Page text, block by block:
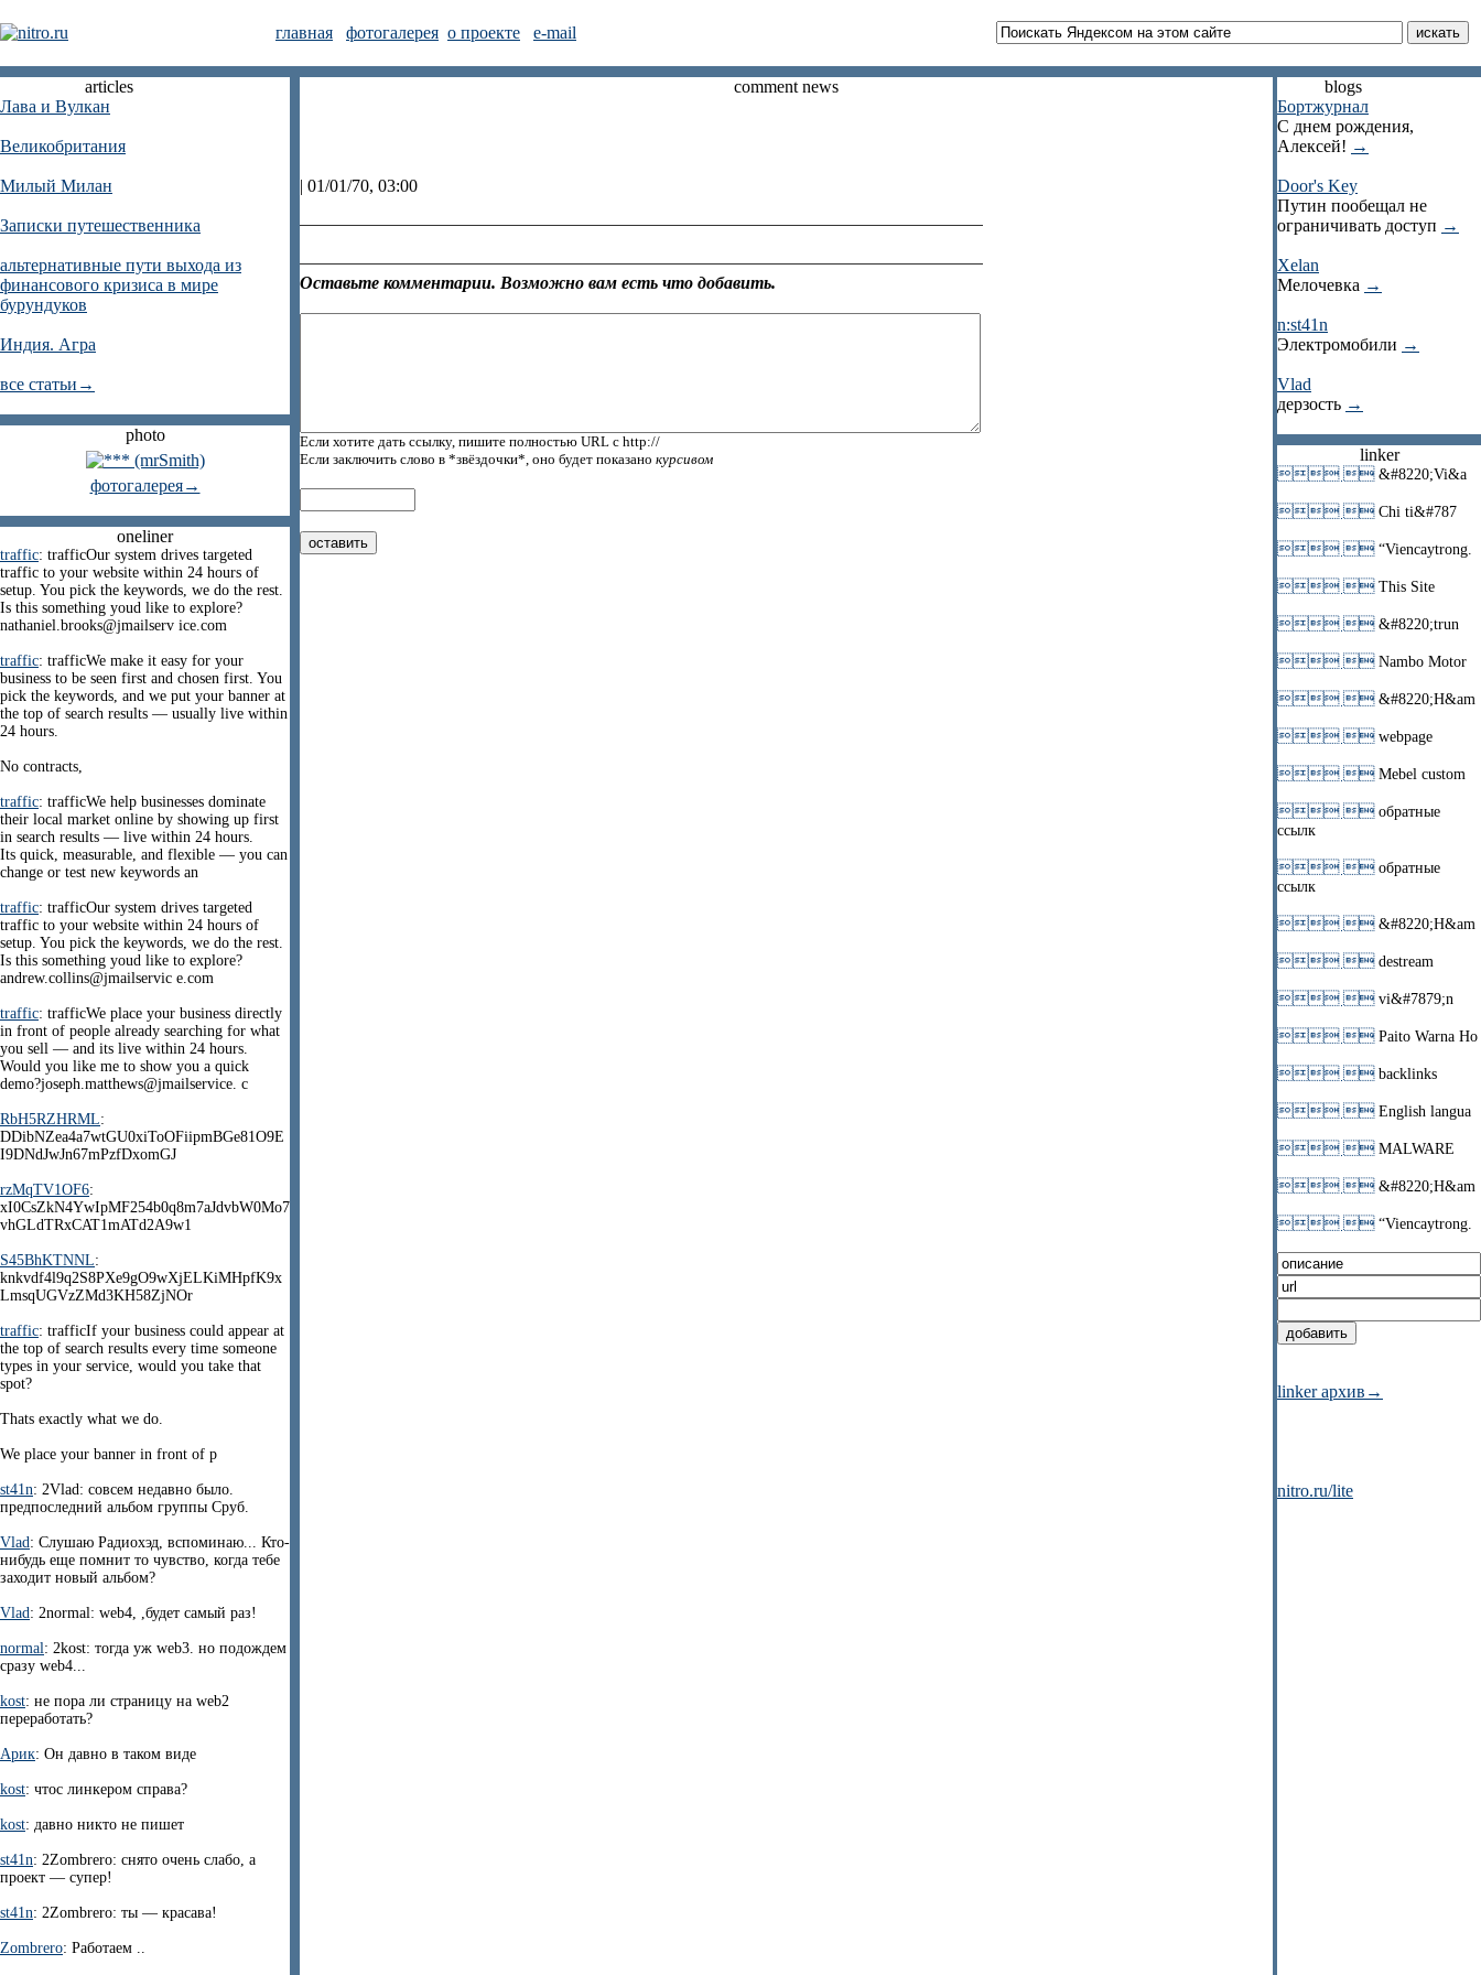
главная фотогалерея о проекте e-mail
articles
Лава и Вулкан
Великобритания
Милый Милан
Записки путешественника
альтернативные пути выхода из
финансового кризиса в мире
бурундуков
Индия. Агра
все статьи→
photo
фотогалерея→
oneliner
traffic: trafficOur system drives targeted
traffic to your website within 24 hours of
setup. You pick the keywords, we do the rest.
Is this something youd like to explore?
nathaniel.brooks@jmailserv ice.com
traffic: trafficWe make it easy for your
business to be seen first and chosen first. You
pick the keywords, and we put your banner at
the top of search results — usually live within
24 hours.
No contracts,
traffic: trafficWe help businesses dominate
their local market online by showing up first
in search results — live within 24 hours.
Its quick, measurable, and flexible — you can
change or test new keywords an
traffic: trafficOur system drives targeted
traffic to your website within 24 hours of
setup. You pick the keywords, we do the rest.
Is this something youd like to explore?
andrew.collins@jmailservic e.com
traffic: trafficWe place your business directly
in front of people already searching for what
you sell — and its live within 24 hours.
Would you like me to show you a quick
demo?joseph.matthews@jmailservice. c
RbH5RZHRML:
DDibNZea4a7wtGU0xiToOFiipmBGe81O9E
I9DNdJwJn67mPzfDxomGJ
rzMqTV1OF6:
xI0CsZkN4YwIpMF254b0q8m7aJdvbW0Mo7
vhGLdTRxCAT1mATd2A9w1
S45BhKTNNL:
knkvdf4l9q2S8PXe9gO9wXjELKiMHpfK9x
LmsqUGVzZMd3KH58ZjNOr
traffic: trafficIf your business could appear at
the top of search results every time someone
types in your service, would you take that
spot?
Thats exactly what we do.
We place your banner in front of p
st41n: 2Vlad: совсем недавно было.
предпоследний альбом группы Сруб.
Vlad: Слушаю Радиохэд, вспоминаю... Кто-
нибудь еще помнит то чувство, когда тебе
заходит новый альбом?
Vlad: 2normal: web4, ,будет самый раз!
normal: 2kost: тогда уж web3. но подождем
сразу web4...
kost: не пора ли страницу на web2
переработать?
Арик: Он давно в таком виде
kost: чтос линкером справа?
kost: давно никто не пишет
st41n: 2Zombrero: снято очень слабо, а
проект — супер!
st41n: 2Zombrero: ты — красава!
Zombrero: Работаем ..
comment news
| 01/01/70, 03:00
Оставьте комментарии. Возможно вам есть что добавить.
Если хотите дать ссылку, пишите полностью URL с http://
Если заключить слово в *звёздочки*, оно будет показано курсивом
blogs
Бортжурнал
С днем рождения,
Алексей! →
Door's Key
Путин пообещал не
ограничивать доступ →
Xelan
Мелочевка →
n:st41n
Электромобили →
Vlad
дерзость →
linker
 &#8220;Vi&a
 Chi ti&#787
 “Viencaytrong.
 This Site
 &#8220;trun
 Nambo Motor
 &#8220;H&am
 webpage
 Mebel custom
 обратные
ссылк
 обратные
ссылк
 &#8220;H&am
 destream
 vi&#7879;n
 Paito Warna Ho
 backlinks
 English langua
 MALWARE
 &#8220;H&am
 “Viencaytrong.
linker архив→
nitro.ru/lite